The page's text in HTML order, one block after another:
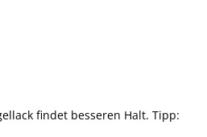
findet besseren Halt. Tipp: